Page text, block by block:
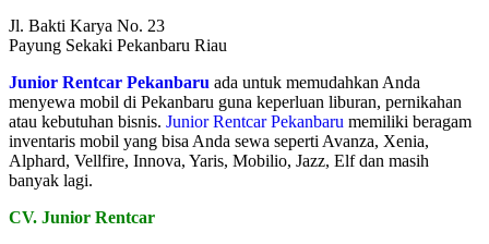
Jl. Bakti Karya No. 23
Payung Sekaki Pekanbaru Riau
Junior Rentcar Pekanbaru ada untuk memudahkan Anda
menyewa mobil di Pekanbaru guna keperluan liburan, pernikahan
atau kebutuhan bisnis. Junior Rentcar Pekanbaru memiliki beragam
inventaris mobil yang bisa Anda sewa seperti Avanza, Xenia,
Alphard, Vellfire, Innova, Yaris, Mobilio, Jazz, Elf dan masih
banyak lagi.
CV. Junior Rentcar